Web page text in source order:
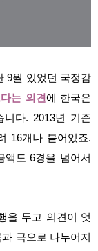
9월 있었던 국정감
는 의견에 한국은
니다. 2013년 기준
16개나 붙어있죠.
도 6경을 넘어서
을 두고 의견이 엇
극으로 나누어지